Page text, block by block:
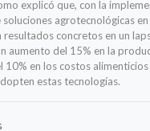
explicó que, con la
agrotecnológicas
resultados concretos en un
aumento del 15% en la
10% en los costos
estas tecnologías.